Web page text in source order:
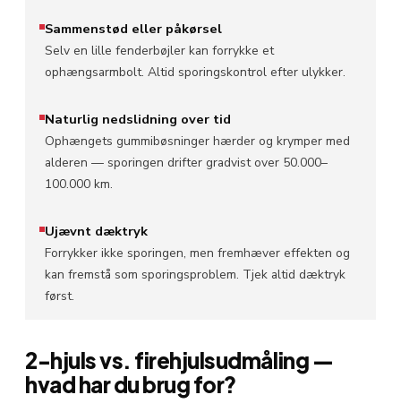
Sammenstød eller påkørsel
Selv en lille fenderbøjler kan forrykke et
ophængsarmbolt. Altid sporingskontrol efter ulykker.
Naturlig nedslidning over tid
Ophængets gummibøsninger hærder og krymper med
alderen — sporingen drifter gradvist over 50.000–
100.000 km.
Ujævnt dæktryk
Forrykker ikke sporingen, men fremhæver effekten og
kan fremstå som sporingsproblem. Tjek altid dæktryk
først.
2-hjuls vs. firehjulsudmåling —
hvad har du brug for?